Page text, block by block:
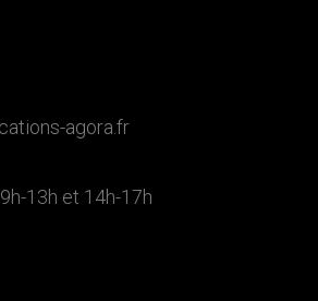
agora.fr
13h et 14h-17h